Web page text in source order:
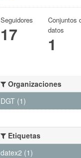
Seguidores
17
Conjuntos
datos
1
Organizaciones
DGT (1)
Etiquetas
datex2 (1)